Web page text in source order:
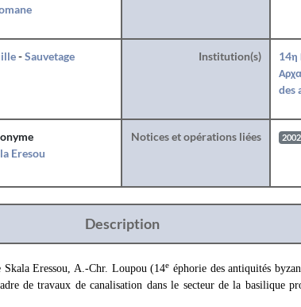
-Sauvetage Institution(s)
14η
des
Eresou
Notices et opérations liées 2002
Description
Eressou, A.-Chr. Loupou (14e éphorie des antiquités
de travaux de canalisation dans le secteur de la basilique